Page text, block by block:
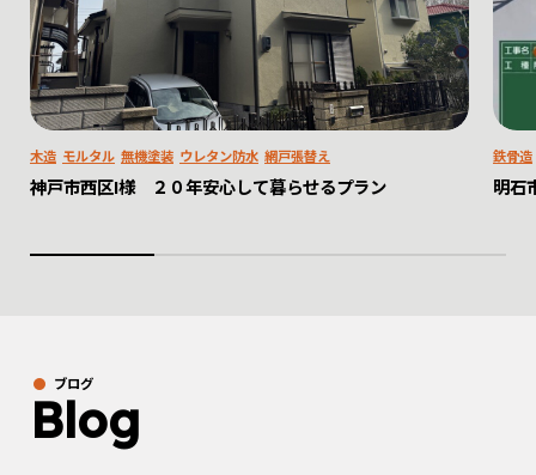
木造 モルタル 無機塗装 ウレタン防水 網戸張替え
神戸市西区I様 ２０年安心して暮らせるプラン
鉄骨造
明石
ブログ
Blog